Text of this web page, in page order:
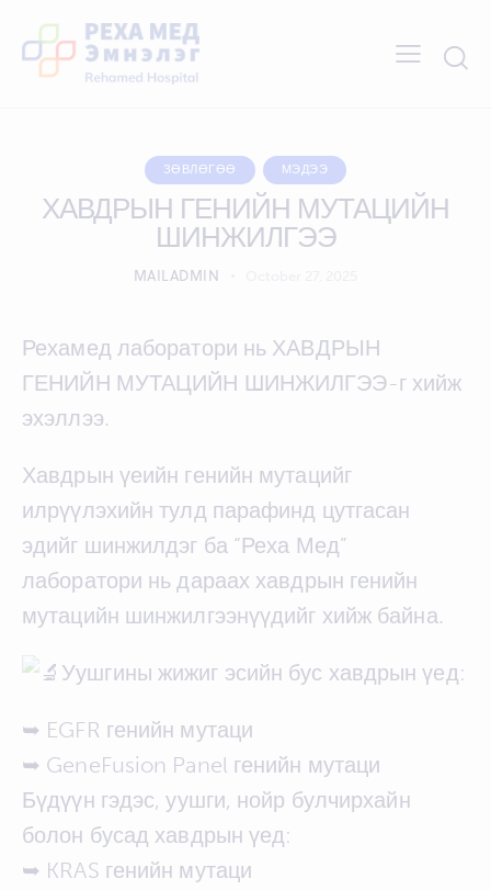
ЗӨВЛӨГӨӨ МЭДЭЭ
ХАВДРЫН ГЕНИЙН МУТАЦИЙН
ШИНЖИЛГЭЭ
MAILADMIN
Рехамед лаборатори нь ХАВДРЫН
ГЕНИЙН МУТАЦИЙН ШИНЖИЛГЭЭ-г хийж
эхэллээ.
Хавдрын үеийн генийн мутацийг
илрүүлэхийн тулд парафинд цутгасан
эдийг шинжилдэг ба “Реха Мед”
лаборатори нь дараах хавдрын генийн
мутацийн шинжилгээнүүдийг хийж байна.
Уушгины жижиг эсийн бус хавдрын үед:
➥ EGFR генийн мутаци
➥ GeneFusion Panel генийн мутаци
Бүдүүн гэдэс, уушги, нойр булчирхайн
болон бусад хавдрын үед:
➥ KRAS генийн мутаци